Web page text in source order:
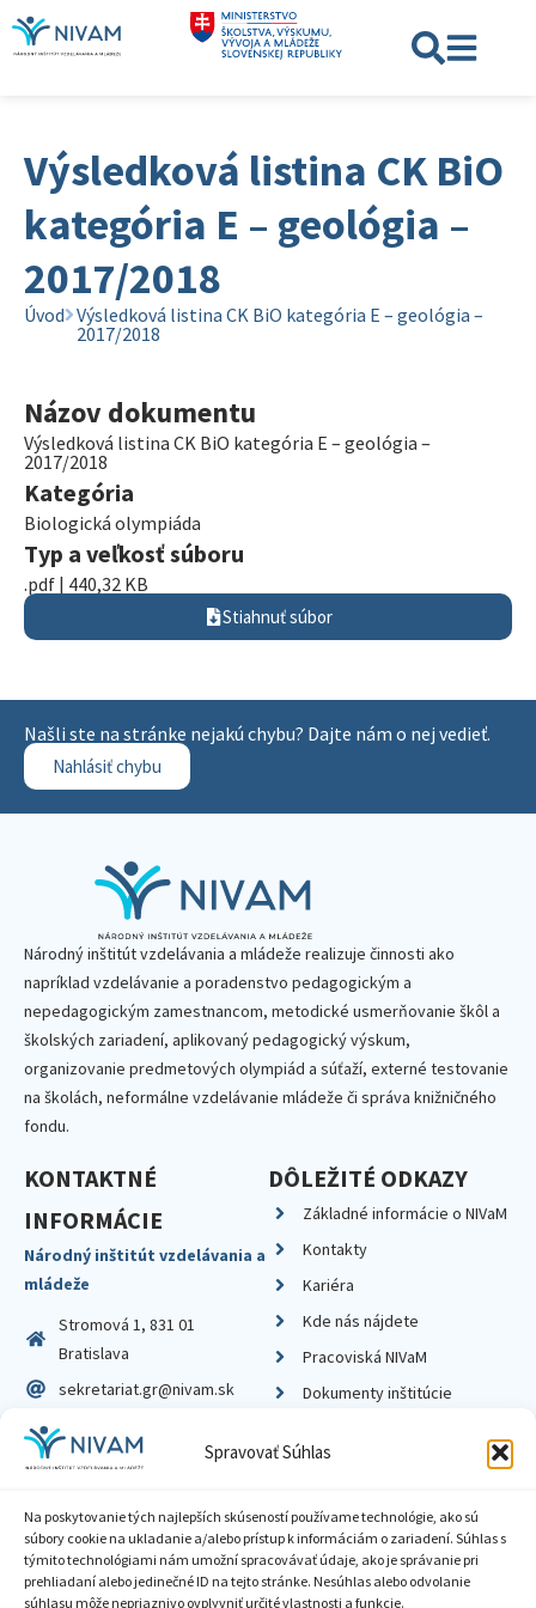
Spravovať Súhlas
Na poskytovanie tých najlepších skúseností používame technológie, ako sú
súbory cookie na ukladanie a/alebo prístup k informáciám o zariadení. Súhlas s
týmito technológiami nám umožní spracovávať údaje, ako je správanie pri
prehliadaní alebo jedinečné ID na tejto stránke. Nesúhlas alebo odvolanie
súhlasu môže nepriaznivo ovplyvniť určité vlastnosti a funkcie.
Výsledková listina CK BiO
kategória E – geológia –
2017/2018
Úvod Výsledková listina CK BiO kategória E – geológia –
2017/2018
Názov dokumentu
Výsledková listina CK BiO kategória E – geológia –
2017/2018
Kategória
Biologická olympiáda
Typ a veľkosť súboru
.pdf | 440,32 KB
Stiahnuť súbor
Našli ste na stránke nejakú chybu? Dajte nám o nej vedieť.
Nahlásiť chybu
Národný inštitút vzdelávania a mládeže realizuje činnosti ako
napríklad vzdelávanie a poradenstvo pedagogickým a
nepedagogickým zamestnancom, metodické usmerňovanie škôl a
školských zariadení, aplikovaný pedagogický výskum,
organizovanie predmetových olympiád a súťaží, externé testovanie
na školách, neformálne vzdelávanie mládeže či správa knižničného
fondu.
KONTAKTNÉ
INFORMÁCIE
Národný inštitút vzdelávania a
mládeže
Stromová 1, 831 01
Bratislava
sekretariat.gr@nivam.sk
IČO: 00164348
DIČ: 2020798714
DÔLEŽITÉ ODKAZY
Základné informácie o NIVaM
Kontakty
Kariéra
Kde nás nájdete
Pracoviská NIVaM
Dokumenty inštitúcie
Zásady ochrany súkromia